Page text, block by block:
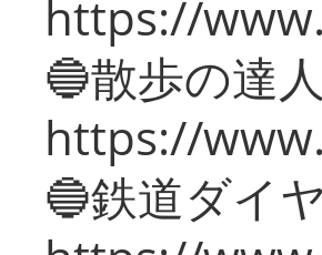
https://
🔵散歩の達人
https://
🔵鉄道ダイ